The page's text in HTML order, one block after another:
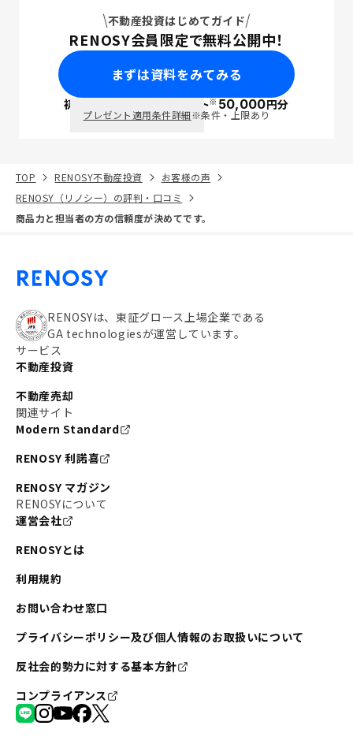
不動産投資はじめてガイド
RENOSY会員限定で無料公開中！
まずは資料をみてみる
初回面談で ポイント※50,000円分
プレゼント適用条件詳細※条件・上限あり
TOP RENOSY不動産投資
お客様の声
RENOSY（リノシー）の評判・口コミ
商品力と担当者の方の信頼度が決めてです。
RENOSYは、東証グロース上場企業である
GA technologiesが運営しています。
サービス
不動産投資
不動産売却
関連サイト
Modern Standard
RENOSY 利諾喜
RENOSY マガジン
RENOSYについて
運営会社
RENOSYとは
利用規約
お問い合わせ窓口
プライバシーポリシー及び個人情報のお取扱いについて
反社会的勢力に対する基本方針
コンプライアンス